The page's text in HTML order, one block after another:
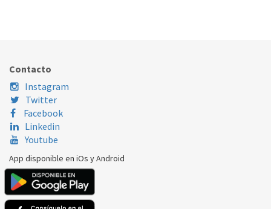
Contacto
Instagram
Twitter
Facebook
Linkedin
Youtube
App disponible en iOs y Android